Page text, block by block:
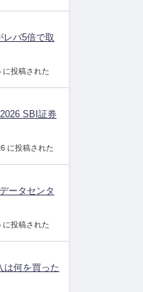
レバ5倍で取
に投稿された
SBI証券
に投稿された
ータセンタ
に投稿された
は何を買った